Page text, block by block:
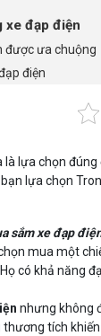
xe đạp điện
được ưa chuộng
điện
là lựa chọn
lựa chọn
sắm xe đạp
mua một
có khả năng
nhưng không
tích